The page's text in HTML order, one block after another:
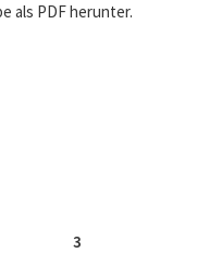
als PDF herunter.
3